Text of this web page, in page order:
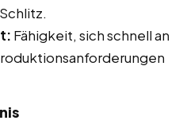
Fähigkeit, sich schnell an